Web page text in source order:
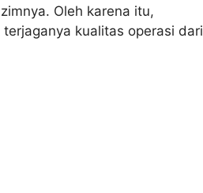
Oleh karena itu,
kualitas operasi dari